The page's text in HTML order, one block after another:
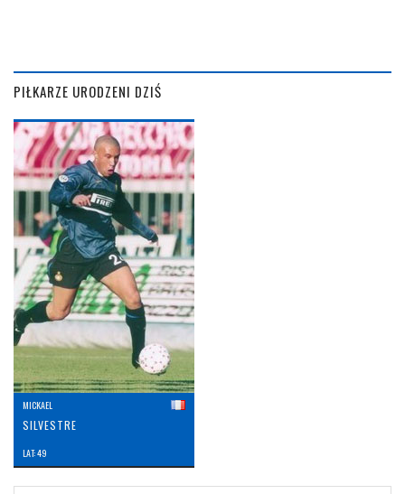
PIŁKARZE URODZENI DZIŚ
MICKAEL
SILVESTRE
LAT: 49